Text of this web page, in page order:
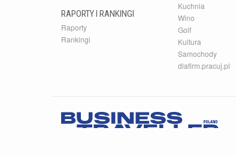
RAPORTY I RANKINGI
Raporty
Rankingi
Kuchnia
Wino
Golf
Kultura
Samochody
dlafirm.pracuj.pl